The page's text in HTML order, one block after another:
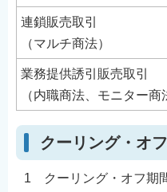
連鎖販売取引
（マルチ商法）
業務提供誘引販売取引
（内職商法、モニター商
クーリング・オ
1 クーリング・オフ期